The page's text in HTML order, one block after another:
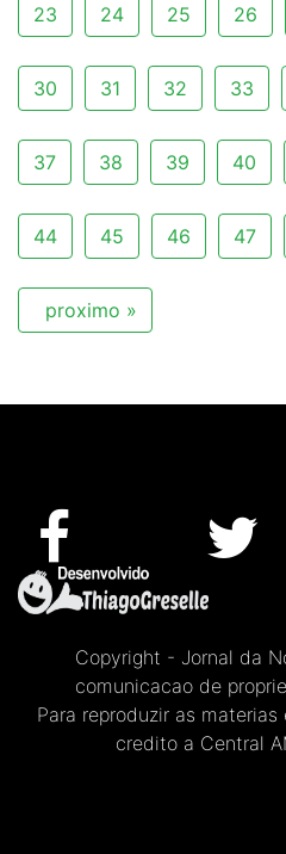
23 24 25 26
30 31 32 33
37 38 39 40
44 45 46 47
proximo »
Copyright - Jornal da
comunicacao de
Para reproduzir as
credito a Central